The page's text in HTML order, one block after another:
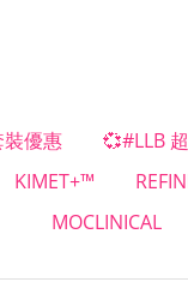
優惠 💞#LLB
KIMET+™
MOCLINICAL